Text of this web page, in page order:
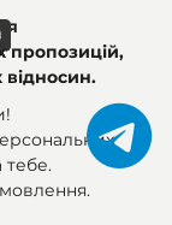
пропозицій,
тебе.